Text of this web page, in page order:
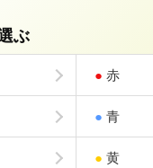
ぶ
● 赤
● 青
● 黄